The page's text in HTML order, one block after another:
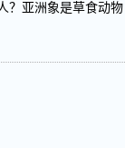
？亚洲象是草食动物